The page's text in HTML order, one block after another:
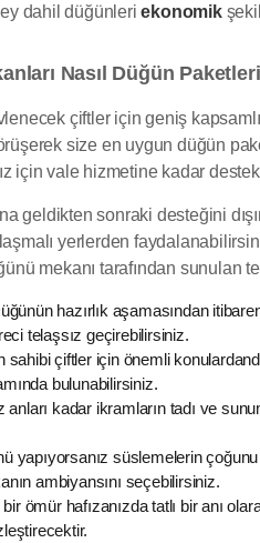
dahil düğünleriekonomik
Nasıl Düğün
çiftler için geniş
size en uygun düğün
için vale hizmetine kadar
geldikten sonraki desteğini
yerlerden
mekanı tarafından sunulan
hazırlık aşamasından
telaşsız geçirebilirsiniz.
sahibi çiftler için önemli
bulunabilirsiniz.
kadar ikramların tadı ve
yapıyorsanız süslemelerin
ambiyansını seçebilirsiniz.
ömür hafızanızda tatlı bir anı